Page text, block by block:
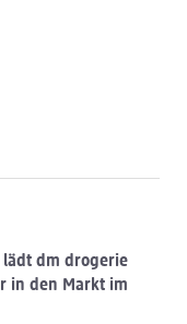
lädt dm drogerie
in den Markt im